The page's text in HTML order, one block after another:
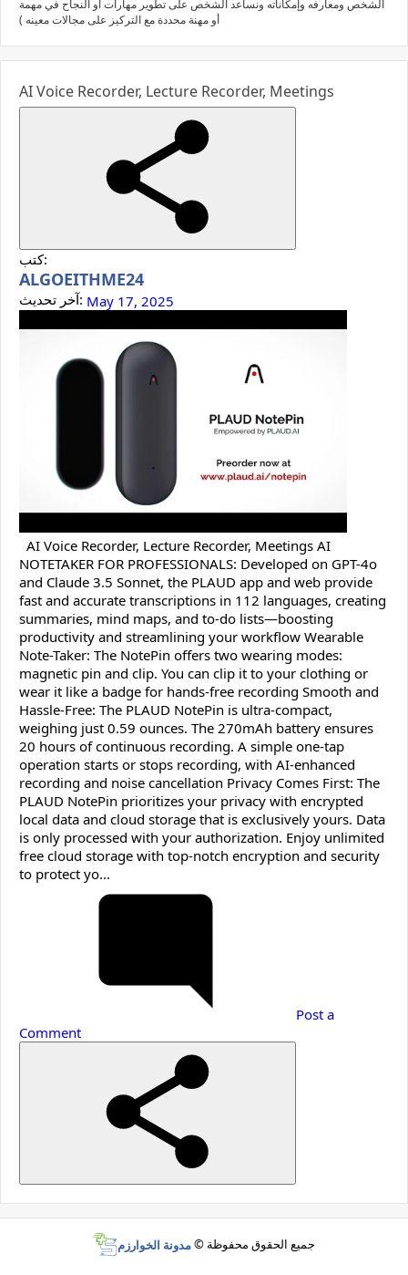
الشخص ومعارفه وإمكاناته ونساعد الشخص على تطوير مهارات أو النجاح في مهمة
أو مهنة محددة مع التركيز على مجالات معينه )
AI Voice Recorder, Lecture Recorder, Meetings
كتب:
ALGOEITHME24
آخر تحديث: May 17, 2025
AI Voice Recorder, Lecture Recorder, Meetings AI
NOTETAKER FOR PROFESSIONALS: Developed on GPT-4o
and Claude 3.5 Sonnet, the PLAUD app and web provide
fast and accurate transcriptions in 112 languages, creating
summaries, mind maps, and to-do lists—boosting
productivity and streamlining your workflow Wearable
Note-Taker: The NotePin offers two wearing modes:
magnetic pin and clip. You can clip it to your clothing or
wear it like a badge for hands-free recording Smooth and
Hassle-Free: The PLAUD NotePin is ultra-compact,
weighing just 0.59 ounces. The 270mAh battery ensures
20 hours of continuous recording. A simple one-tap
operation starts or stops recording, with AI-enhanced
recording and noise cancellation Privacy Comes First: The
PLAUD NotePin prioritizes your privacy with encrypted
local data and cloud storage that is exclusively yours. Data
is only processed with your authorization. Enjoy unlimited
free cloud storage with top-notch encryption and security
to protect yo...
Post a
Comment
جميع الحقوق محفوظة ©مدونة الخوارزم